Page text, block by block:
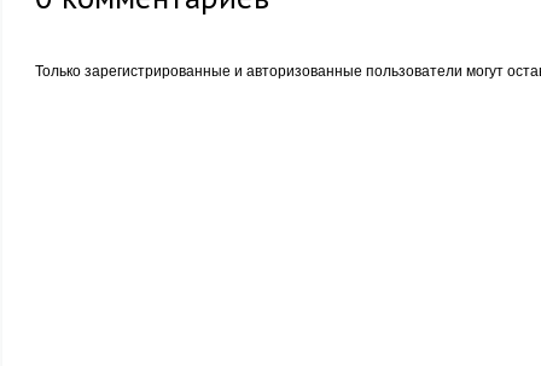
Только зарегистрированные и авторизованные пользователи могут